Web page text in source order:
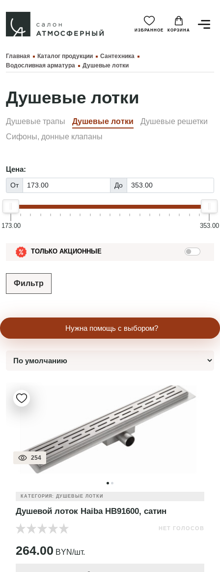
ИЗБРАННОЕ КОРЗИНА
Главная Каталог продукции
Сантехника
Водосливная арматура
Душевые лотки
Душевые лотки
Душевые трапы Душевые лотки
Душевые решетки
Сифоны, донные клапаны
Цена:
От До
173.00 353.00
ТОЛЬКО АКЦИОННЫЕ
Фильтр
Нужна помощь с выбором?
254
КАТЕГОРИЯ: ДУШЕВЫЕ ЛОТКИ
Душевой лоток Haiba HB91600, сатин
НЕТ ГОЛОСОВ
264.00 BYN/шт.